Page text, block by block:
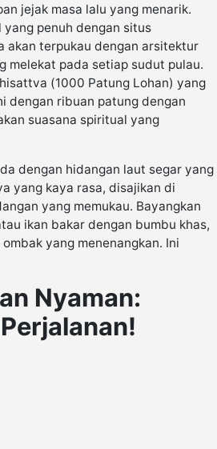
jejak masa lalu yang menarik.
yang penuh dengan situs
akan terpukau dengan arsitektur
melekat pada setiap sudut pulau.
(1000 Patung Lohan) yang
dengan ribuan patung dengan
suasana spiritual yang
dengan hidangan laut segar yang
yang kaya rasa, disajikan di
yang memukau. Bayangkan
ikan bakar dengan bumbu khas,
yang menenangkan. Ini
Nyaman: